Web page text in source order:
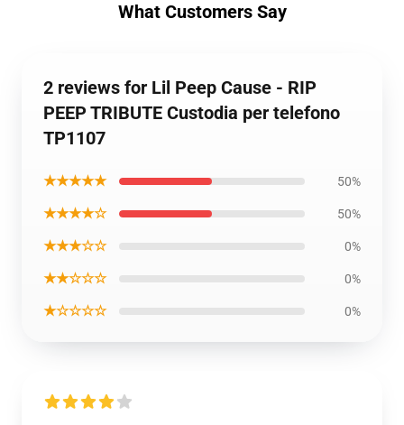
What Customers Say
2 reviews for Lil Peep Cause - RIP
PEEP TRIBUTE Custodia per telefono
TP1107
★★★★★ 50%
★★★★☆ 50%
★★★☆☆ 0%
★★☆☆☆ 0%
★☆☆☆☆ 0%